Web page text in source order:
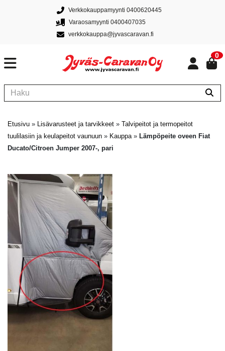
Verkkokauppamyynti 0400620445
Varaosamyynti 0400407035
verkkokauppa@jyvascaravan.fi
0
Etusivu » Lisävarusteet ja tarvikkeet » Talvipeitot ja termopeitot
tuulilasiin ja keulapeitot vaunuun » Kauppa» Lämpöpeite oveen Fiat
Ducato/Citroen Jumper 2007-, pari